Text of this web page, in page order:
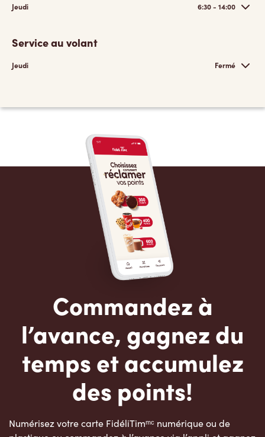
Jeudi 6:30 - 14:00
Service au volant
Jeudi Fermé
Commandez à
l’avance, gagnez du
temps et accumulez
des points!
Numérisez votre carte FidéliTimᵐᶜ numérique ou de